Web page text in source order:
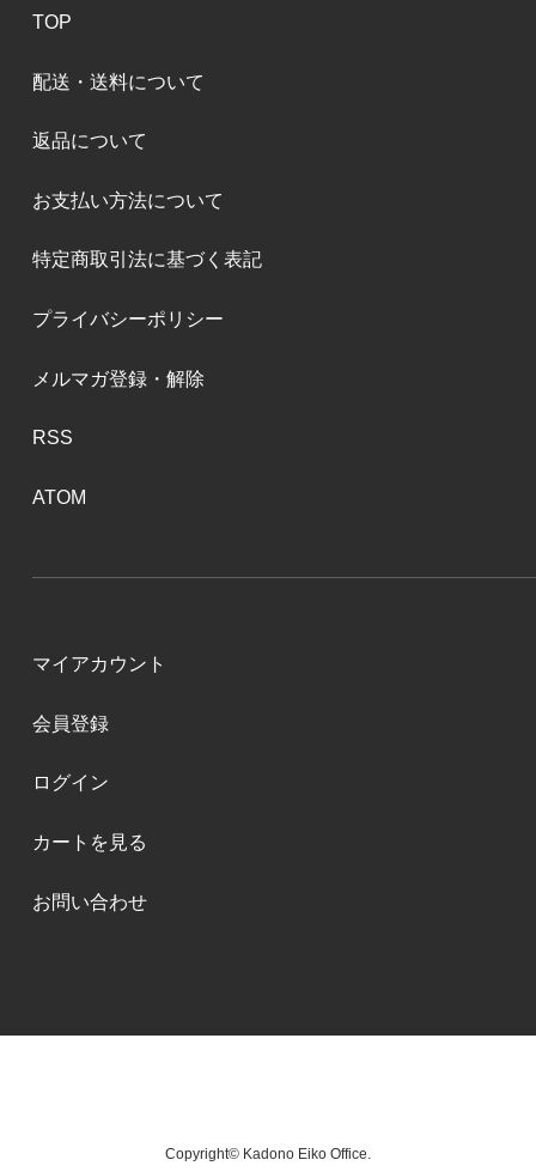
TOP
配送・送料について
返品について
お支払い方法について
特定商取引法に基づく表記
プライバシーポリシー
メルマガ登録・解除
RSS
ATOM
マイアカウント
会員登録
ログイン
カートを見る
お問い合わせ
Copyright© Kadono Eiko Office.